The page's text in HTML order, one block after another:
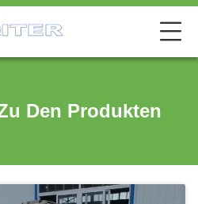
Den Produkten